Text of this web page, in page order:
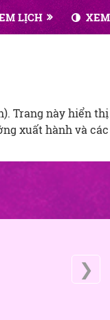
LỊCH XEM
Trang này hiển
xuất hành và
❯